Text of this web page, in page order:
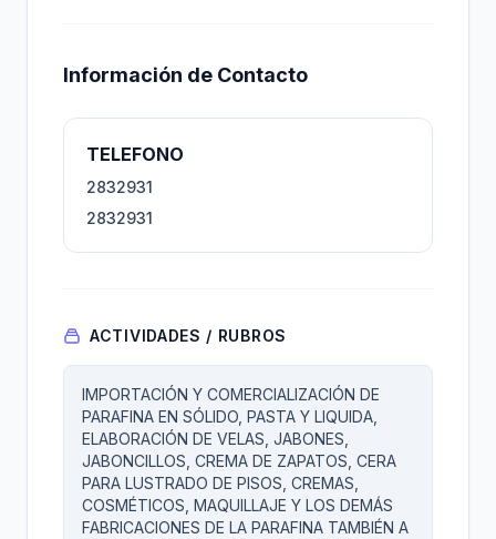
Información de Contacto
TELEFONO
2832931
2832931
ACTIVIDADES / RUBROS
IMPORTACIÓN Y COMERCIALIZACIÓN DE
PARAFINA EN SÓLIDO, PASTA Y LIQUIDA,
ELABORACIÓN DE VELAS, JABONES,
JABONCILLOS, CREMA DE ZAPATOS, CERA
PARA LUSTRADO DE PISOS, CREMAS,
COSMÉTICOS, MAQUILLAJE Y LOS DEMÁS
FABRICACIONES DE LA PARAFINA TAMBIÉN A